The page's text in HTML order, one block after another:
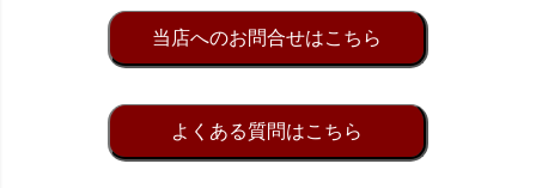
当店へのお問合せはこちら
よくある質問はこちら